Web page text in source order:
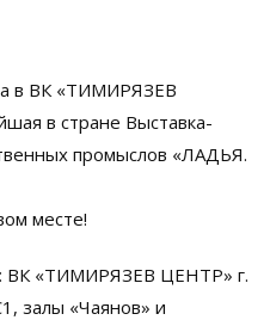
в ВК «ТИМИРЯЗЕВ
в стране Выставка-
промыслов «ЛАДЬЯ.
месте!
ВК «ТИМИРЯЗЕВ ЦЕНТР» г.
залы «Чаянов» и